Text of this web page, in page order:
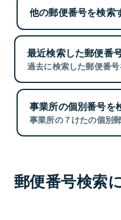
他の郵便番号を検索
最近検索した郵便番
過去に検索した郵便番号
事業所の個別番号を
事業所の７けたの個別
郵便番号検索